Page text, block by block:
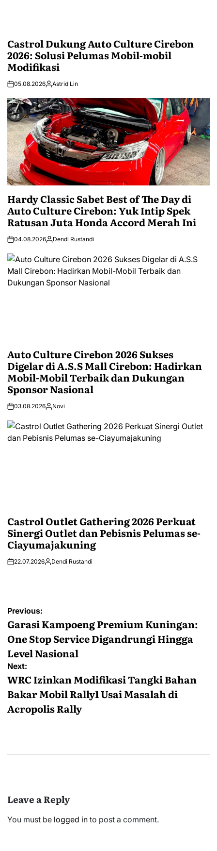
Castrol Dukung Auto Culture Cirebon
2026: Solusi Pelumas Mobil-mobil
Modifikasi
05.08.2026 Astrid Lin
Hardy Classic Sabet Best of The Day di
Auto Culture Cirebon: Yuk Intip Spek
Ratusan Juta Honda Accord Merah Ini
04.08.2026 Dendi Rustandi
Auto Culture Cirebon 2026 Sukses
Digelar di A.S.S Mall Cirebon: Hadirkan
Mobil-Mobil Terbaik dan Dukungan
Sponsor Nasional
03.08.2026 Novi
Castrol Outlet Gathering 2026 Perkuat
Sinergi Outlet dan Pebisnis Pelumas se-
Ciayumajakuning
22.07.2026 Dendi Rustandi
Post
navigation
Previous:
Garasi Kampoeng Premium Kuningan:
One Stop Service Digandrungi Hingga
Level Nasional
Next:
WRC Izinkan Modifikasi Tangki Bahan
Bakar Mobil Rally1 Usai Masalah di
Acropolis Rally
Leave a Reply
You must be logged in to post a comment.